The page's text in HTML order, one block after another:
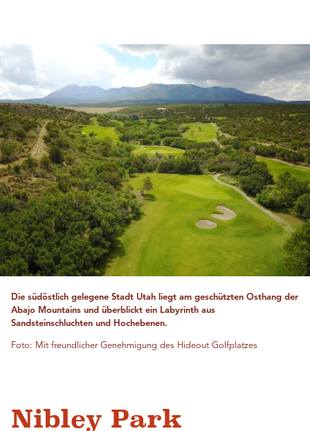
Die südöstlich gelegene Stadt Utah liegt am geschützten Osthang der
Abajo Mountains und überblickt ein Labyrinth aus
Sandsteinschluchten und Hochebenen.
Foto: Mit freundlicher Genehmigung des Hideout Golfplatzes
Nibley Park